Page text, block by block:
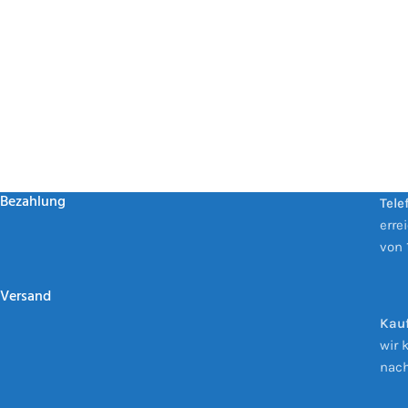
Bezahlung
Versand
von
wir